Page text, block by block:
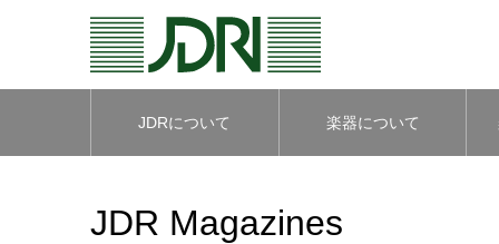
JDRについて 楽器について
JDR Magazines